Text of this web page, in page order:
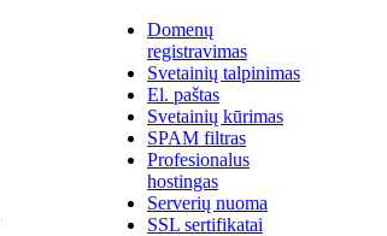
Domenų
registravimas
Svetainių talpinimas
El. paštas
Svetainių kūrimas
SPAM filtras
Profesionalus
hostingas
Serverių nuoma
SSL sertifikatai